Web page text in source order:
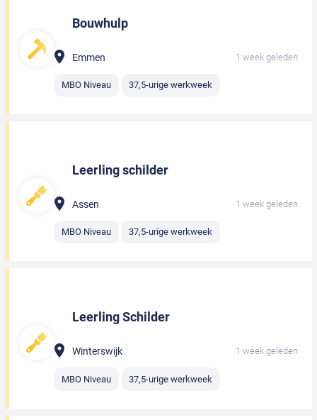
Bouwhulp
Emmen 1 week geleden
MBO Niveau 37,5-urige werkweek
Leerling schilder
Assen 1 week geleden
MBO Niveau 37,5-urige werkweek
Leerling Schilder
Winterswijk 1 week geleden
MBO Niveau 37,5-urige werkweek